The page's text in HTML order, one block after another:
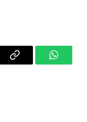
Copy